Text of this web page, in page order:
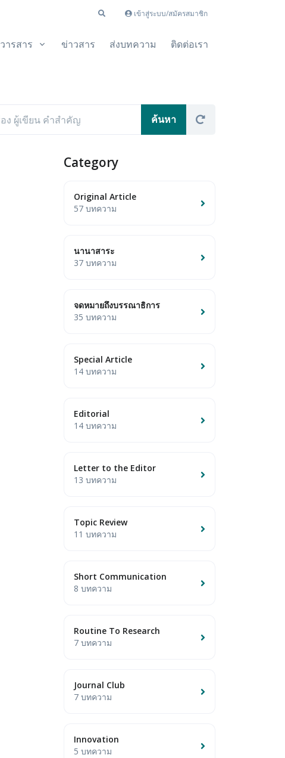
เข้าสู่ระบบ/สมัครสมาชิก
วารสาร ข่าวสาร ส่งบทความ ติดต่อเรา
Category
Original Article
57 บทความ
นานาสาระ
37 บทความ
จดหมายถึงบรรณาธิการ
35 บทความ
Special Article
14 บทความ
Editorial
14 บทความ
Letter to the Editor
13 บทความ
Topic Review
11 บทความ
Short Communication
8 บทความ
Routine To Research
7 บทความ
Journal Club
7 บทความ
Innovation
5 บทความ